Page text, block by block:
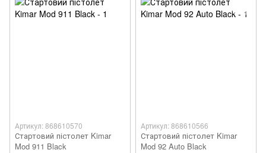
Артикул: 868610570
Стартовий пістолет Kimar
Mod 911 Black
Артикул: 868610566
Стартовий пістолет Kimar
Mod 92 Auto Black